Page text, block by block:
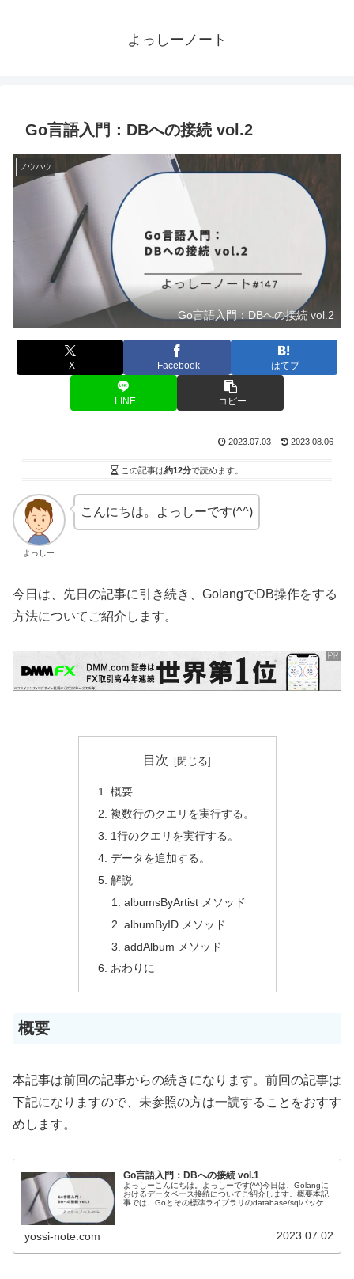
よっしーノート
Go言語入門：DBへの接続 vol.2
ノウハウ
Go言語入門：DBへの接続 vol.2
X Facebook はてブ
LINE コピー
2023.07.03 2023.08.06
この記事は約12分で読めます。
よっしー
こんにちは。よっしーです(^^)
今日は、先日の記事に引き続き、GolangでDB操作をする
方法についてご紹介します。
目次
概要
複数行のクエリを実行する。
1行のクエリを実行する。
データを追加する。
解説
albumsByArtist メソッド
albumByID メソッド
addAlbum メソッド
おわりに
概要
本記事は前回の記事からの続きになります。前回の記事は
下記になりますので、未参照の方は一読することをおすす
めします。
Go言語入門：DBへの接続 vol.1
よっしーこんにちは。よっしーです(^^)今日は、Golangに
おけるデータベース接続についてご紹介します。概要本記
事では、Goとその標準ライブラリのdatabase/sqlパッケー
yossi-note.com 2023.07.02